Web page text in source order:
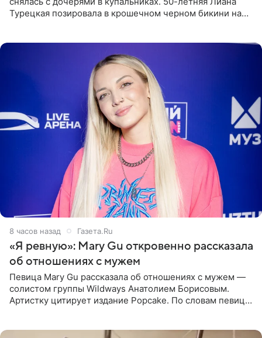
Турецкая позировала в крошечном черном бикини на
8 часов назад Газета.Ru
«Я ревную»: Mary Gu откровенно рассказала
об отношениях с мужем
Певица Mary Gu рассказала об отношениях с мужем —
солистом группы Wildways Анатолием Борисовым.
Артистку цитирует издание Popcake. По словам певицы,